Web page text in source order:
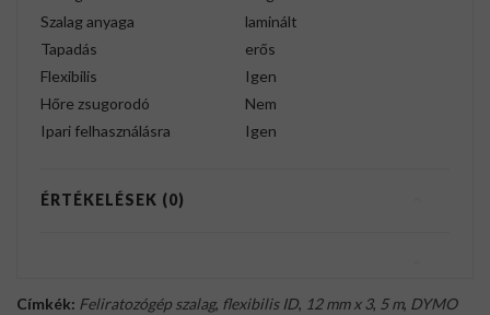
Szalag anyaga
laminált
Tapadás
erős
Flexibilis
Igen
Hőre zsugorodó
Nem
Ipari felhasználásra
Igen
ÉRTÉKELÉSEK (0)
Címkék: Feliratozógép szalag, flexibilis ID, 12 mm x 3, 5 m, DYMO